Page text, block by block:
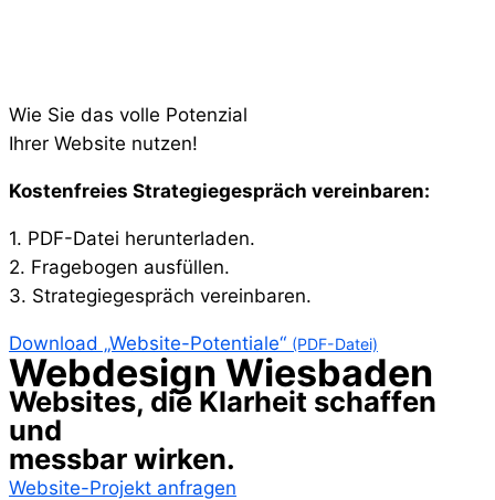
Wie Sie das volle Potenzial
Ihrer Website nutzen!
Kostenfreies Strategiegespräch vereinbaren:​
1. PDF-Datei herunterladen.
2. Fragebogen ausfüllen.
3. Strategiegespräch vereinbaren.
Download „Website-Potentiale“ (PDF-Datei)
Webdesign Wiesbaden
Websites, die Klarheit schaffen
und
messbar wirken.
Website-Projekt anfragen